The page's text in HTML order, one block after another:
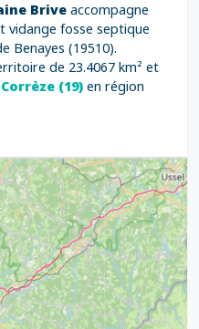
Brive accompagne
vidange fosse septique
Benayes (19510).
de 23.4067 km² et
Corrèze (19) en région
3
6
6
6